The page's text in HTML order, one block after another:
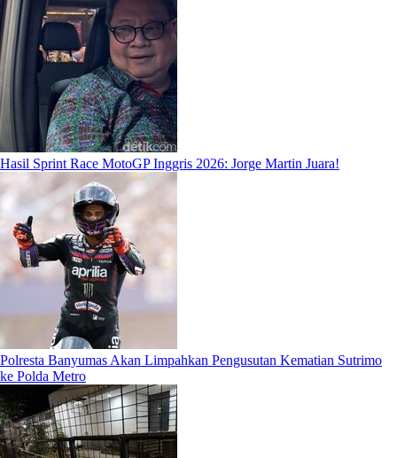
Hasil Sprint Race MotoGP Inggris 2026: Jorge Martin Juara!
Polresta Banyumas Akan Limpahkan Pengusutan Kematian Sutrimo
ke Polda Metro